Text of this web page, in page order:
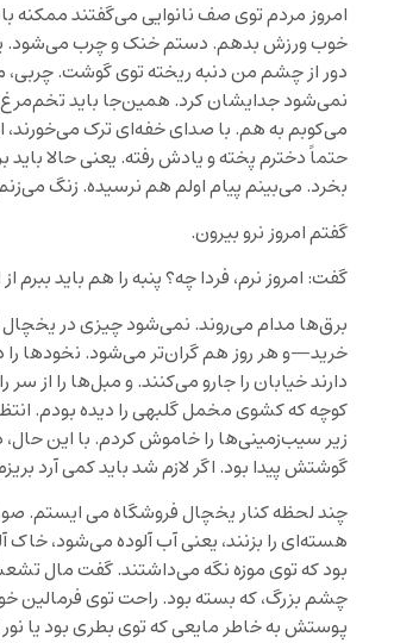
امروز مردم توی صف نانوایی می‌گفتند ممکنه
خوب ورزش بدهم. دستم خنک و چرب می‌شود.
دور از چشم من دنبه ریخته توی گوشت.
نمی‌شود جدایشان کرد. همین‌جا باید تخم‌مرغ
می‌کوبم به هم. با صدای خفه‌ای ترک
حتماً دخترم پخته و یادش رفته. یعنی حالا
بخرد. می‌بینم پیام اولم هم نرسیده. زنگ
گفتم امروز نرو بیرون.
گفت: امروز نرم، فردا چه؟ پنبه را هم باید
برق‌ها مدام می‌روند. نمی‌شود چیزی در یخچال
خرید—و هر روز هم گران‌تر می‌شود. نخودها را
دارند خیابان را جارو می‌کنند. و مبل‌ها را از
کوچه که کشوی مخمل گلبهی را دیده بودم.
زیر سیب‌زمینی‌ها را خاموش کردم. با این
گوشتش پیدا بود. اگر لازم شد باید کمی آرد
چند لحظه کنار یخچال فروشگاه می ایستم.
هسته‌ای را بزنند، یعنی آب آلوده می‌شود،
بود که توی موزه نگه می‌داشتند. گفت
چشم بزرگ، که بسته بود. راحت توی فرمالین
پوستش به خاطر مایعی که توی بطری بود یا